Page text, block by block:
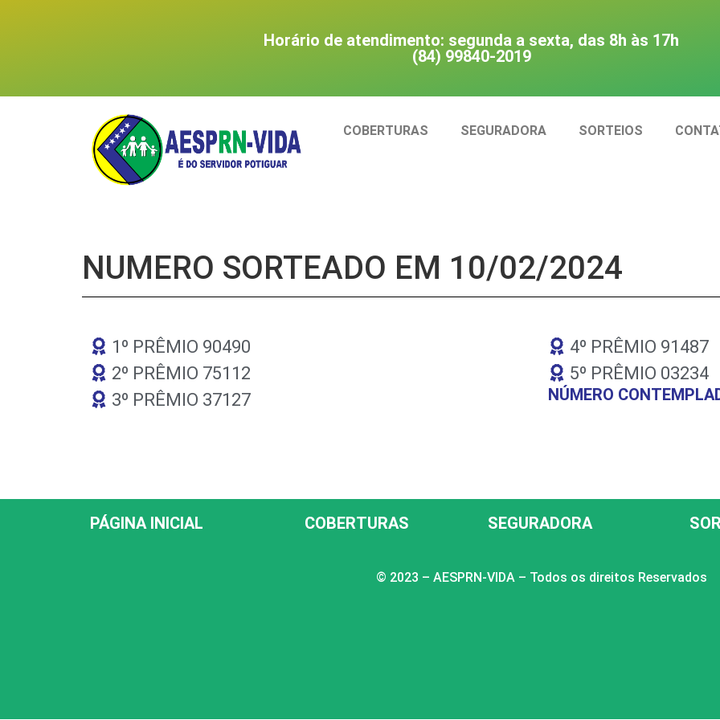
Horário de atendimento: segunda a sexta, das 8h às 17h
(84) 99840-2019
COBERTURAS SEGURADORA SORTEIOS
NUMERO SORTEADO EM 10/02/2024
1º PRÊMIO 90490
2º PRÊMIO 75112
3º PRÊMIO 37127
4º PRÊMIO 91487
5º PRÊMIO 03234
NÚMERO
PÁGINA INICIAL COBERTURAS SEGURADORA
© 2023 – AESPRN-VIDA – Todos os direitos Reservados